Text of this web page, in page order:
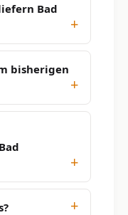
Bad
bisherigen